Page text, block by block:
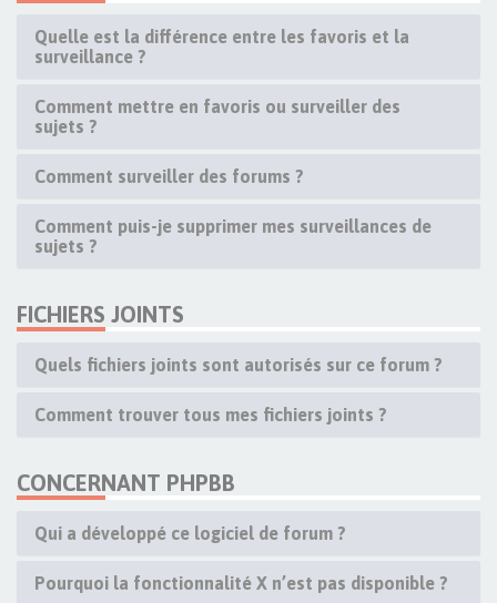
Quelle est la différence entre les favoris et la
surveillance ?
Comment mettre en favoris ou surveiller des
sujets ?
Comment surveiller des forums ?
Comment puis-je supprimer mes surveillances de
sujets ?
FICHIERS JOINTS
Quels fichiers joints sont autorisés sur ce forum ?
Comment trouver tous mes fichiers joints ?
CONCERNANT PHPBB
Qui a développé ce logiciel de forum ?
Pourquoi la fonctionnalité X n’est pas disponible ?